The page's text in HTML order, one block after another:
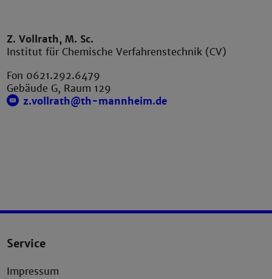
Z. Vollrath, M. Sc.
Institut für Chemische Verfahrenstechnik (CV)
Fon 0621.292.6479
Gebäude G, Raum 129
z.vollrath@th-mannheim.de
Service
Impressum